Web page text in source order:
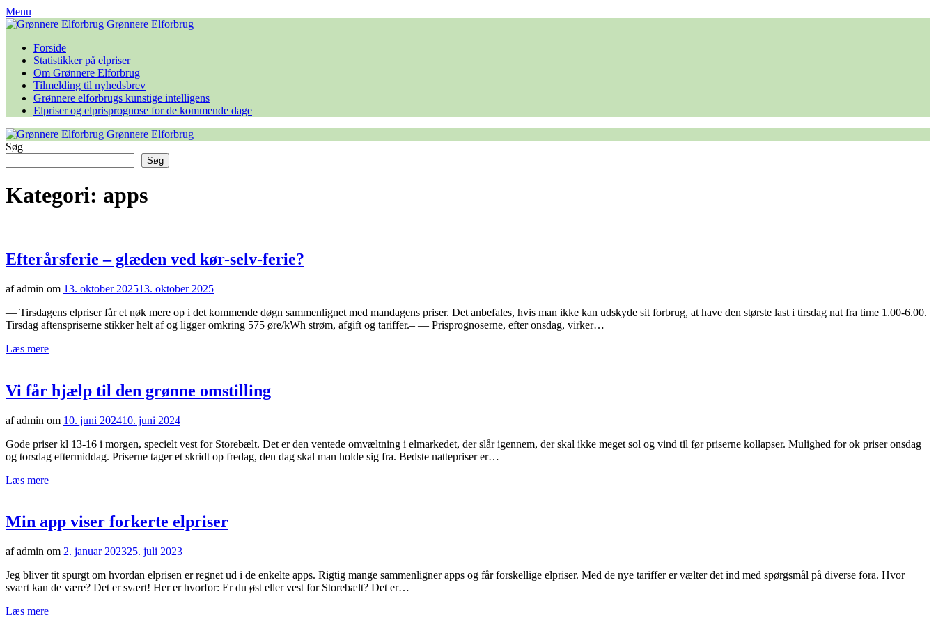
Skip
to
Menu
Grønnere Elforbrug
Forside
Statistikker på elpriser
Om Grønnere Elforbrug
Tilmelding til nyhedsbrev
Grønnere elforbrugs kunstige intelligens
Elpriser og elprisprognose for de kommende dage
Grønnere Elforbrug
Søg
Søg
Kategori: apps
Efterårsferie – glæden ved kør-selv-ferie?
af admin om 13. oktober 202513. oktober 2025
— Tirsdagens elpriser får et nøk mere op i det kommende døgn sammenlignet med mandagens priser. Det anbefales, hvis man ikke kan udskyde sit forbrug, at have den største last i tirsdag nat fra time 1.00-6.00.
Tirsdag aftenspriserne stikker helt af og ligger omkring 575 øre/kWh strøm, afgift og tariffer.– — Prisprognoserne, efter onsdag, virker…
Læs mere
Vi får hjælp til den grønne omstilling
af admin om 10. juni 202410. juni 2024
Gode priser kl 13-16 i morgen, specielt vest for Storebælt. Det er den ventede omvæltning i elmarkedet, der slår igennem, der skal ikke meget sol og vind til før priserne kollapser. Mulighed for ok priser onsdag
og torsdag eftermiddag. Priserne tager et skridt op fredag, den dag skal man holde sig fra. Bedste nattepriser er…
Læs mere
Min app viser forkerte elpriser
af admin om 2. januar 202325. juli 2023
Jeg bliver tit spurgt om hvordan elprisen er regnet ud i de enkelte apps. Rigtig mange sammenligner apps og får forskellige elpriser. Med de nye tariffer er vælter det ind med spørgsmål på diverse fora. Hvor
svært kan de være? Det er svært! Her er hvorfor: Er du øst eller vest for Storebælt? Det er…
Læs mere